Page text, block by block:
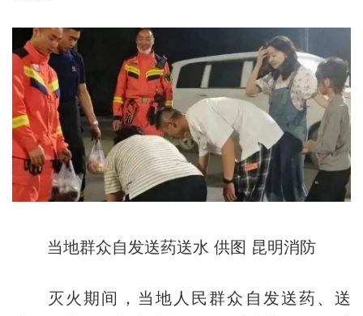
当地群众自发送药送水 供图 昆明消防
灭火期间，当地人民群众自发送药、送